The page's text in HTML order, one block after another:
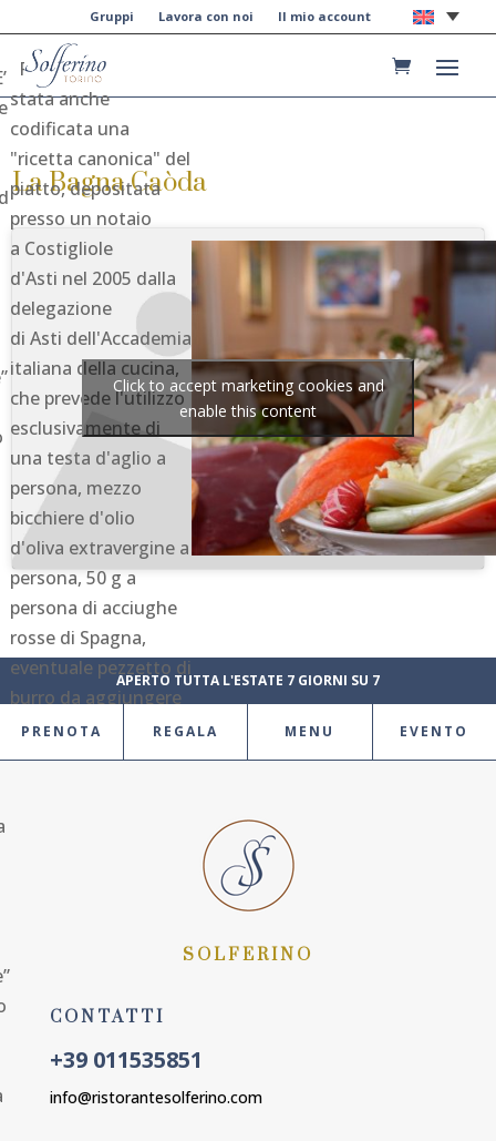
Gruppi Lavora con noi Il mio account
La Bagna Caòda
Recentemente è
stata anche
codificata una
"ricetta canonica" del
piatto, depositata
presso un notaio
a Costigliole
d'Asti nel 2005 dalla
delegazione
di Asti dell'Accademia
italiana della cucina,
che prevede l'utilizzo
esclusivamente di
una testa d'aglio a
persona, mezzo
bicchiere d'olio
d'oliva extravergine a
persona, 50 g a
persona di acciughe
rosse di Spagna,
eventuale pezzetto di
burro da aggiungere
a fine cottura.
Click to accept marketing cookies and
enable this content
APERTO TUTTA L'ESTATE 7 GIORNI SU 7
PRENOTA REGALA MENU EVENTO
SOLFERINO
CONTATTI
+39 011535851
info@ristorantesolferino.com